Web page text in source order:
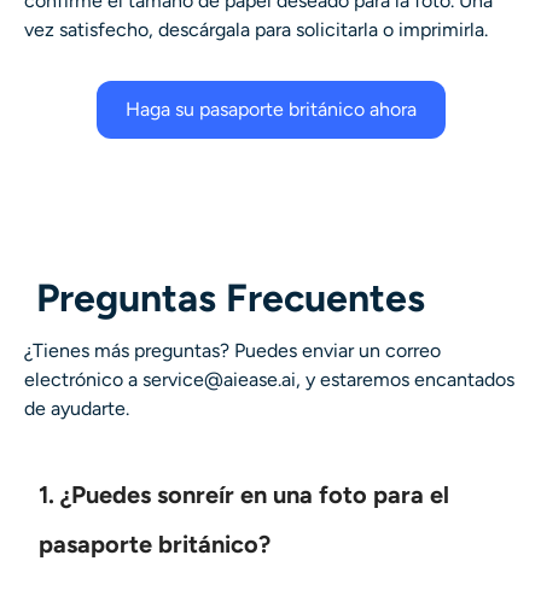
vez satisfecho, descárgala para solicitarla o imprimirla.
Haga su pasaporte británico ahora
Preguntas Frecuentes
¿Tienes más preguntas? Puedes enviar un correo
electrónico a service@aiease.ai, y estaremos encantados
de ayudarte.
1. ¿Puedes sonreír en una foto para el
pasaporte británico?